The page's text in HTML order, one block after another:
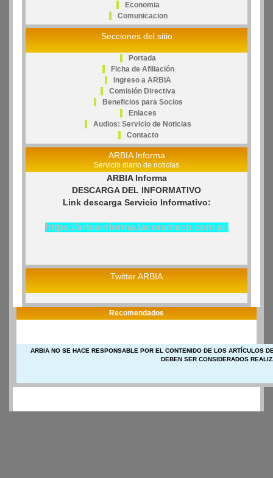
Economia
Comunicacion
Secciones del sitio
Portada
Ficha de Afiliación
Ingreso a ARBIA
Comisión Directiva
Beneficios para Socios
Enlaces
Audios: Servicio de Noticias
Contacto
ARBIA Informa
Servicio diario de noticias
ARBIA Informa
DESCARGA DEL INFORMATIVO
Link descarga Servicio Informativo:
https://arbiainforma.lacorameco.com.ar/
Twitter ARBIA
Recomendados
ARBIA NO SE HACE RESPONSABLE POR EL CONTENIDO DE LOS ARTÍCULOS
DEBEN SER CONSIDERADOS